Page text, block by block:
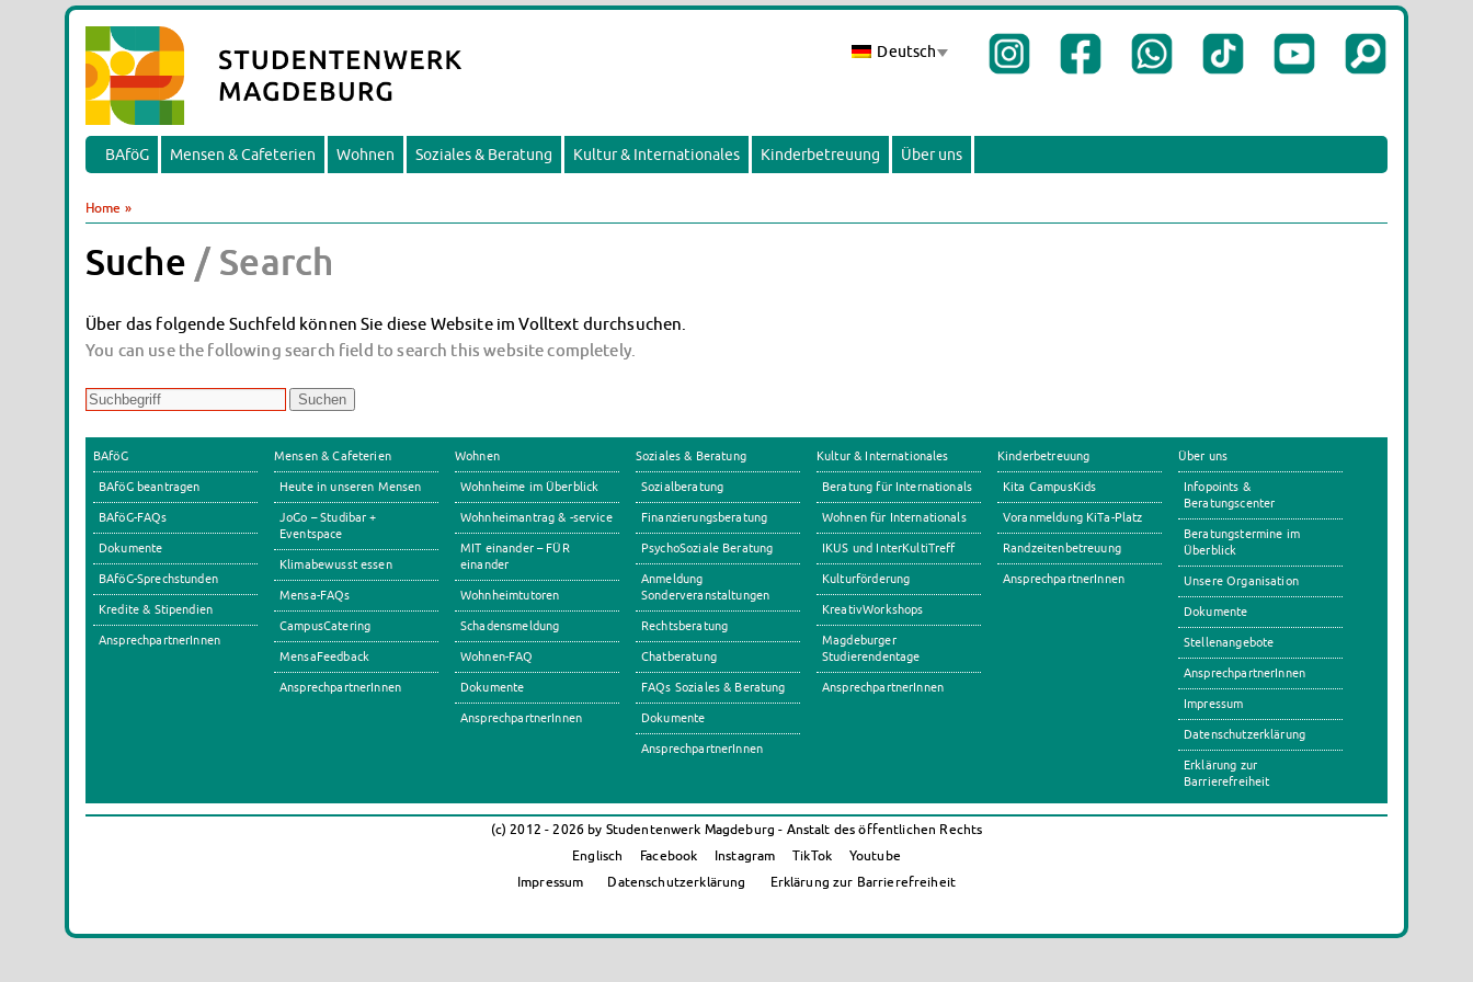
Deutsch
BAföG Mensen & Cafeterien Wohnen Soziales & Beratung Kultur & Internationales Kinderbetreuung Über uns
Home »
Suche / Search
Über das folgende Suchfeld können Sie diese Website im Volltext durchsuchen.
You can use the following search field to search this website completely.
BAföG
BAföG beantragen
BAföG-FAQs
Dokumente
BAföG-Sprechstunden
Kredite & Stipendien
AnsprechpartnerInnen
Mensen & Cafeterien
Heute in unseren Mensen
JoGo – Studibar +
Eventspace
Klimabewusst essen
Mensa-FAQs
CampusCatering
MensaFeedback
AnsprechpartnerInnen
Wohnen
Wohnheime im Überblick
Wohnheimantrag & -service
MIT einander – FÜR
einander
Wohnheimtutoren
Schadensmeldung
Wohnen-FAQ
Dokumente
AnsprechpartnerInnen
Soziales & Beratung
Sozialberatung
Finanzierungsberatung
PsychoSoziale Beratung
Anmeldung
Sonderveranstaltungen
Rechtsberatung
Chatberatung
FAQs Soziales & Beratung
Dokumente
AnsprechpartnerInnen
Kultur & Internationales
Beratung für Internationals
Wohnen für Internationals
IKUS und InterKultiTreff
Kulturförderung
KreativWorkshops
Magdeburger
Studierendentage
AnsprechpartnerInnen
Kinderbetreuung
Kita CampusKids
Voranmeldung KiTa-Platz
Randzeitenbetreuung
AnsprechpartnerInnen
Über uns
Infopoints &
Beratungscenter
Beratungstermine im
Überblick
Unsere Organisation
Dokumente
Stellenangebote
AnsprechpartnerInnen
Impressum
Datenschutzerklärung
Erklärung zur
Barrierefreiheit
(c) 2012 - 2026 by Studentenwerk Magdeburg - Anstalt des öffentlichen Rechts
Englisch
Facebook Instagram TikTok
Youtube
Impressum
Datenschutzerklärung Erklärung zur Barrierefreiheit